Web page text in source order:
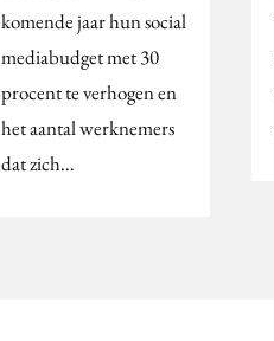
komende jaar hun social
mediabudget met 30
procent te verhogen en
het aantal werknemers
dat zich…